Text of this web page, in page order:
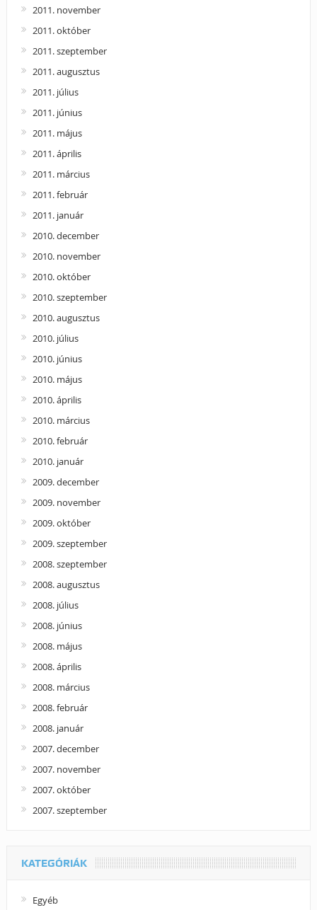
2011. november
2011. október
2011. szeptember
2011. augusztus
2011. július
2011. június
2011. május
2011. április
2011. március
2011. február
2011. január
2010. december
2010. november
2010. október
2010. szeptember
2010. augusztus
2010. július
2010. június
2010. május
2010. április
2010. március
2010. február
2010. január
2009. december
2009. november
2009. október
2009. szeptember
2008. szeptember
2008. augusztus
2008. július
2008. június
2008. május
2008. április
2008. március
2008. február
2008. január
2007. december
2007. november
2007. október
2007. szeptember
KATEGÓRIÁK
Egyéb